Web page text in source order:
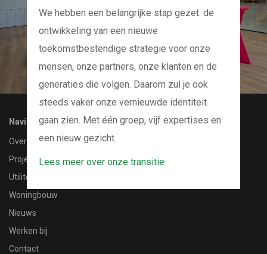
En we kijken samen naar uw project
Navigatie
Over ons
Projecten
Utiliteitsbouw
Woningbouw
Nieuws
Werken bij
Contact
We hebben een belangrijke stap gezet: de
ontwikkeling van een nieuwe
toekomstbestendige strategie voor onze
mensen, onze partners, onze klanten en de
generaties die volgen. Daarom zul je ook
steeds vaker onze vernieuwde identiteit
gaan zien. Met één groep, vijf expertises en
een nieuw gezicht.
Lees meer over onze transitie